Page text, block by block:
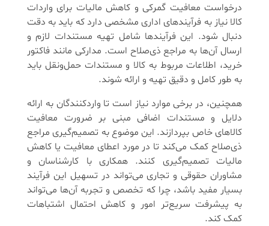
درخواست معافیت گمرکی و کاهش مالیات برای واردات
کالا نیاز به فرآیندهای اداری مشخصی دارد که باید به دقت
دنبال شود. این فرآیندها شامل تهیه مستندات لازم و
ارسال آن‌ها به مراجع ذی‌صلاح است. مدارکی مانند فاکتور
خرید، اطلاعات مربوط به کالا و مستندات حمل‌ونقل باید
به طور کامل و دقیق تهیه و ارائه شوند.
همچنین، در برخی موارد نیاز است تا واردکنندگان به ارائه
دلایل و مستندات اضافی مبنی بر ضرورت معافیت
کالاهای خاص بپردازند. این موضوع به تصمیم‌گیری مراجع
ذی‌صلاح کمک می‌کند تا در مورد اعطای معافیت یا کاهش
مالیات تصمیم‌گیری کنند. همکاری با کارشناسان و
مشاوران حقوقی و تجاری می‌تواند در تسهیل این فرآیند
بسیار مفید باشد، چرا که تخصص و تجربه آن‌ها می‌تواند
به پیشرفت سریع‌تر امور و کاهش احتمال اشتباهات
کمک کند.